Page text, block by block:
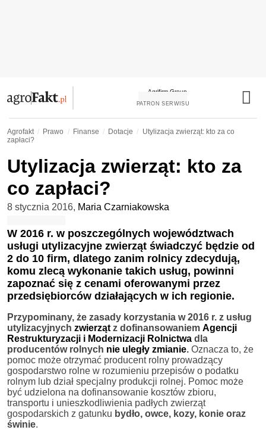
PATRON SERWISU
Agrofakt Prawo Finanse Dotacje
Utylizacja zwierząt: kto za co
zapłaci?
Utylizacja zwierząt: kto za
co zapłaci?
8 stycznia 2016, Maria Czarniakowska
W 2016 r. w poszczególnych województwach
usługi utylizacyjne zwierząt świadczyć będzie od
2 do 10 firm, dlatego zanim rolnicy zdecydują,
komu zlecą wykonanie takich usług, powinni
zapoznać się z cenami oferowanymi przez
przedsiębiorców działających w ich regionie.
Przypominany, że zasady korzystania w 2016 r. z usług
utylizacyjnych zwierząt z dofinansowaniem Agencji
Restrukturyzacji i Modernizacji Rolnictwa dla
producentów rolnych nie uległy zmianie. Oznacza to, że
pomoc może otrzymać producent rolny prowadzący
gospodarstwo rolne w rozumieniu przepisów o podatku
rolnym lub dział specjalny produkcji rolnej. Pomoc może
być udzielona na dofinansowanie kosztów zbioru,
transportu i unieszkodliwienia padłych zwierząt
gospodarskich z gatunku bydło, owce, kozy, konie oraz
świnie.